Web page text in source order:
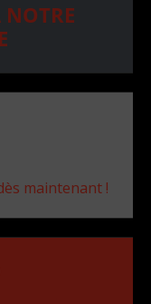
maintenant !